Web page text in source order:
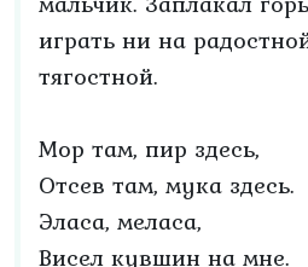
играть ни на
тягостной.
Мор там, пир здесь,
Отсев там, мука здесь.
Эласа, меласа,
Висел кувшин на мне.